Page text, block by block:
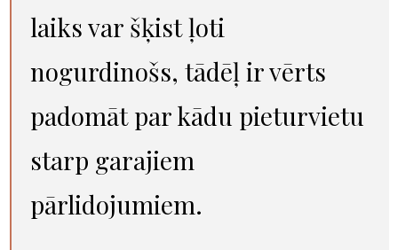
laiks var šķist ļoti
nogurdinošs, tādēļ ir vērts
padomāt par kādu pieturvietu
starp garajiem
pārlidojumiem.